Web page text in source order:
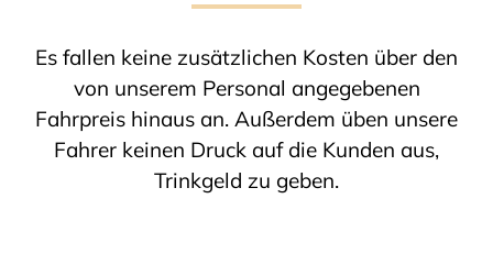
Es fallen keine zusätzlichen Kosten über den
von unserem Personal angegebenen
Fahrpreis hinaus an. Außerdem üben unsere
Fahrer keinen Druck auf die Kunden aus,
Trinkgeld zu geben.